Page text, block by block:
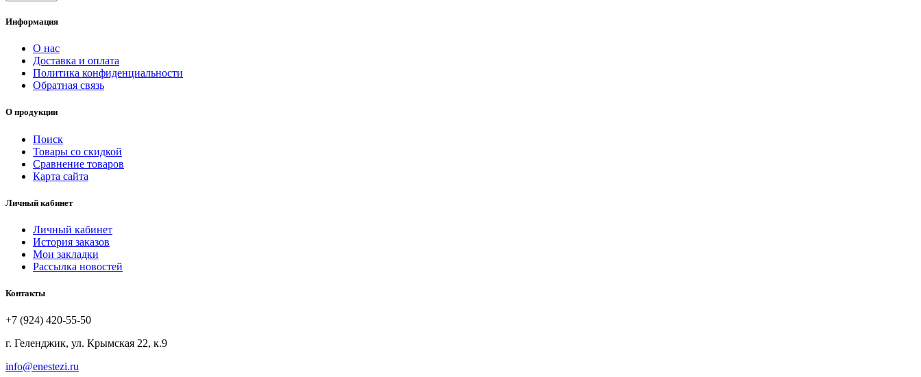
Информация
О нас
Доставка и оплата
Политика конфиденциальности
Обратная связь
О продукции
Поиск
Товары со скидкой
Сравнение товаров
Карта сайта
Личный кабинет
Личный кабинет
История заказов
Мои закладки
Рассылка новостей
Контакты
+7 (924) 420-55-50
г. Геленджик, ул. Крымская 22, к.9
info@enestezi.ru